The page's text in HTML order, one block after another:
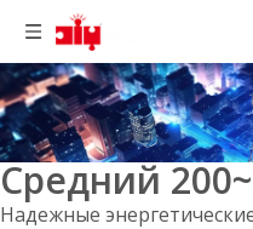
Средний
Надежные